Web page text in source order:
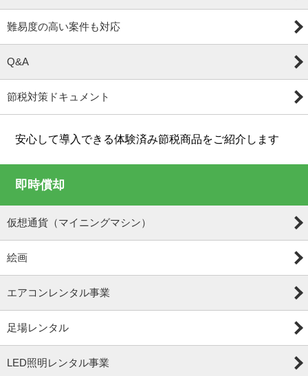
難易度の高い案件も対応
Q&A
節税対策ドキュメント
安心して導入できる体験済み節税商品をご紹介します
即時償却
仮想通貨（マイニングマシン）
絵画
エアコンレンタル事業
足場レンタル
LED照明レンタル事業